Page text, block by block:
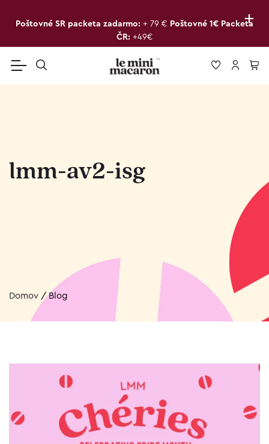
+
Poštovné SR packeta zadarmo: + 79 € Poštovné 1€ Packeta
ČR: +49€
lmm-av2-isg
Domov /Blog